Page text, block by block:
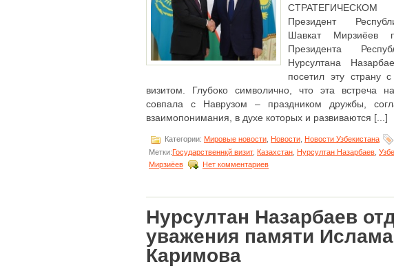
Президент
Шавкат Мирзиёев
Президента
Нурсултана
посетил эту страну
визитом. Глубоко символично, что эта встреча
совпала с Наврузом – праздником дружбы,
взаимопонимания, в духе которых и развиваются [...]
Категории: Мировые новости Новости Новости Узбекистана
Метки:Государственнқй визит, Казахстан Нурсултан Назарбаев
Мирзиёев
Нет комментариев
Нурсултан Назарбаев
уважения памяти Ислама
Каримова